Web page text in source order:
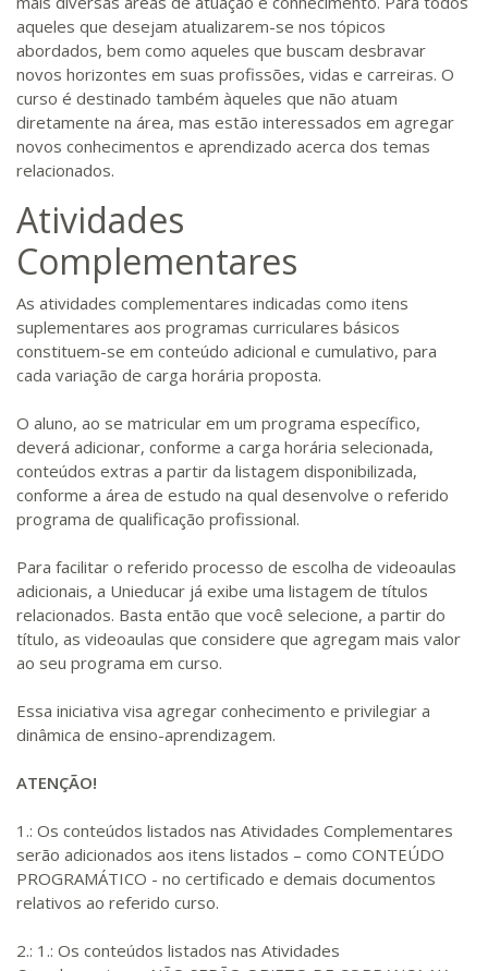
aqueles que desejam atualizarem-se nos tópicos
abordados, bem como aqueles que buscam desbravar
novos horizontes em suas profissões, vidas e carreiras. O
curso é destinado também àqueles que não atuam
diretamente na área, mas estão interessados em agregar
novos conhecimentos e aprendizado acerca dos temas
relacionados.
Atividades
Complementares
As atividades complementares indicadas como itens
suplementares aos programas curriculares básicos
constituem-se em conteúdo adicional e cumulativo, para
cada variação de carga horária proposta.
O aluno, ao se matricular em um programa específico,
deverá adicionar, conforme a carga horária selecionada,
conteúdos extras a partir da listagem disponibilizada,
conforme a área de estudo na qual desenvolve o referido
programa de qualificação profissional.
Para facilitar o referido processo de escolha de videoaulas
adicionais, a Unieducar já exibe uma listagem de títulos
relacionados. Basta então que você selecione, a partir do
título, as videoaulas que considere que agregam mais valor
ao seu programa em curso.
Essa iniciativa visa agregar conhecimento e privilegiar a
dinâmica de ensino-aprendizagem.
ATENÇÃO!
1.: Os conteúdos listados nas Atividades Complementares
serão adicionados aos itens listados – como CONTEÚDO
PROGRAMÁTICO - no certificado e demais documentos
relativos ao referido curso.
2.: 1.: Os conteúdos listados nas Atividades